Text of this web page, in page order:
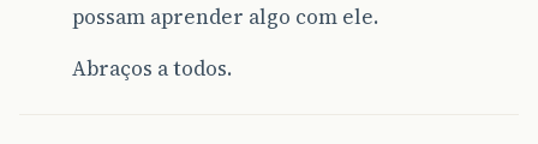
possam aprender algo com ele.
Abraços a todos.